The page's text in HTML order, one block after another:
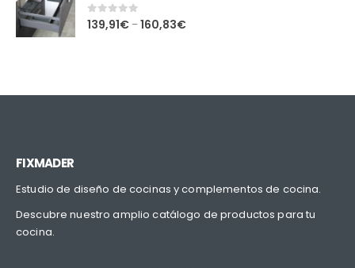
0out of 5
139,91€ –160,83€
FIXMADER
Estudio de diseño de cocinas y complementos de cocina.
Descubre nuestro amplio catálogo de productos para tu
cocina.